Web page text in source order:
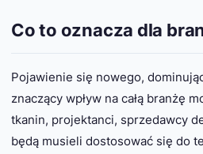
Co to oznacza dla
Pojawienie się nowego,
znaczący wpływ na całą branżę
tkanin, projektanci, sprzedawcy
będą musieli dostosować się do